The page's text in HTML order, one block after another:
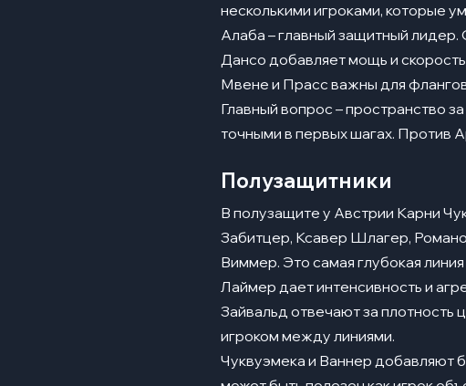
несколькими игроками, которые
Алаба – главный защитный лидер.
Дансо добавляет мощь и
Мвене и Прасс важны для
Главный вопрос – пространство
точными в первых шагах. Против
Полузащитники
В полузащите у Австрии Карни
Забитцер, Ксавер Шлагер,
Виммер. Это самая глубокая
Лаймер дает интенсивность и
Зайвальд отвечают за
игроком между линиями.
Чуквуэмека и Ваннер добавляют